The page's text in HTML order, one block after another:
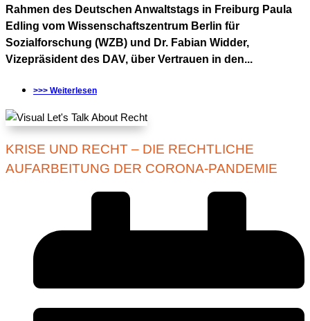
Rahmen des Deutschen Anwaltstags in Freiburg Paula
Edling vom Wissenschaftszentrum Berlin für
Sozialforschung (WZB) und Dr. Fabian Widder,
Vizepräsident des DAV, über Vertrauen in den...
>>> Weiterlesen
KRISE UND RECHT – DIE RECHTLICHE
AUFARBEITUNG DER CORONA-PANDEMIE